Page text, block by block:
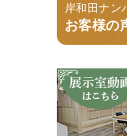
岸和田ナン
お客様の